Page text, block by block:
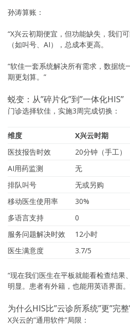
孙涛算账：
“X兴云初期便宜，但功能缺失，我们
（如叫号、AI），总成本更高。
“软佳一套系统解决所有需求，数据统
期更划算。”
蜕变：从”碎片化”到”一体化HIS”
门诊选择软佳，实施3周完成切换：
维度 X兴云时期
医技报告时效
20分钟（手工）
AI用药监测
无
排队叫号
无或另购
移动医生使用率
30%
多语言支持
0
服务问题解决时效
12小时
医生满意度
3.7/5
“现在我们医生在平板就能看检查结果
明显。患者有外籍，也能用英语界面。
为什么HIS比”云诊所系统”更”完整
X兴云的”通用软件”局限：